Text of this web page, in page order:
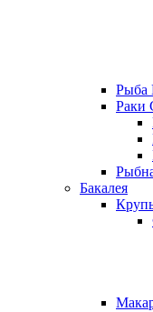
Рыба
Раки
Бакалея